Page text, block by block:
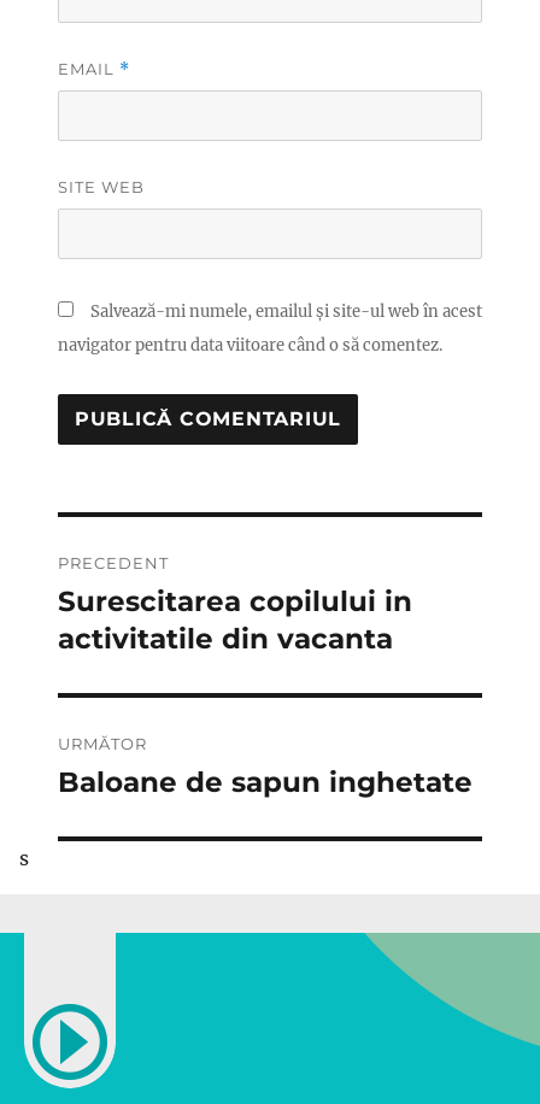
EMAIL *
SITE WEB
Salvează-mi numele, emailul și site-ul web în acest
navigator pentru data viitoare când o să comentez.
în
articole
PRECEDENT
Articolul
anterior:
Surescitarea copilului in
activitatile din vacanta
URMĂTOR
Articolul
Baloane de sapun inghetate
s